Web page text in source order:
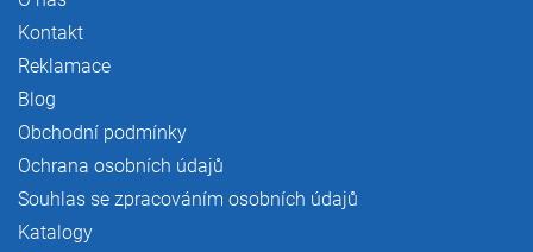
Kontakt
Reklamace
Blog
Obchodní podmínky
Ochrana osobních údajů
Souhlas se zpracováním osobních údajů
Katalogy